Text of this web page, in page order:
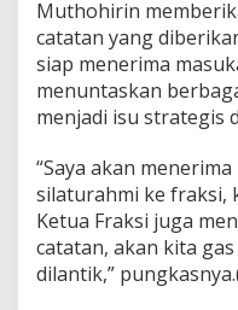
Muthohirin
catatan yang
siap menerima
menuntaskan
menjadi isu strategis
“Saya akan
silaturahmi ke fraksi,
Ketua Fraksi juga
catatan, akan kita
dilantik,”